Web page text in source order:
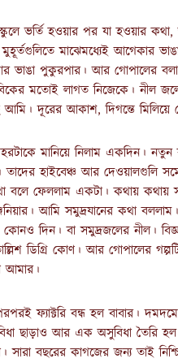
ভর্তি হওয়ার পর যা হওয়ার কথা,
মাঝেমধ্যেই আগেকার
ভাঙা পুকুরপার। আর গোপালের
মতোই লাগত নিজেকে। নীল
দূরের আকাশ, দিগন্তে মিলিয়ে
মানিয়ে নিলাম একদিন। নতুন
তাদের হাইবেঞ্চ আর দেওয়ালগুলি
বলে ফেললাম একটা। কথায় কথায়
আমি সমুদ্রযানের কথা
কোনও দিন। বা সমুদ্রজলের নীল।
ডিগ্রি কোণ। আর গোপালের
আমার।
ফ্যাক্টরি বন্ধ হল বাবার।
ছাড়াও আর এক অসুবিধা তৈরি
সারা বছরের কাগজের জন্য তাই